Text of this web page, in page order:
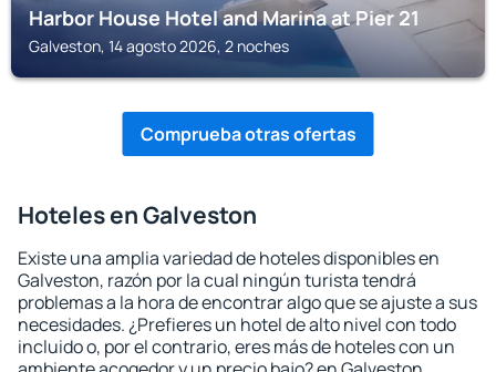
Harbor House Hotel and Marina at Pier 21
Galveston, 14 agosto 2026, 2 noches
Comprueba otras ofertas
Hoteles en Galveston
Existe una amplia variedad de hoteles disponibles en
Galveston, razón por la cual ningún turista tendrá
problemas a la hora de encontrar algo que se ajuste a sus
necesidades. ¿Prefieres un hotel de alto nivel con todo
incluido o, por el contrario, eres más de hoteles con un